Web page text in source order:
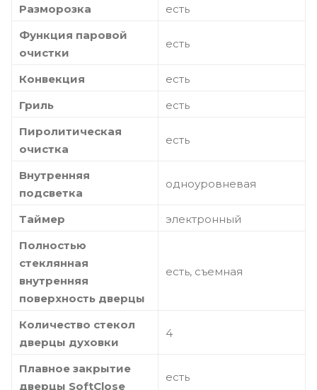
Разморозка
есть
Функция паровой
очистки
есть
Конвекция
есть
Гриль
есть
Пиролитическая
очистка
есть
Внутренняя
подсветка
одноуровневая
Таймер
электронный
Полностью
стеклянная
внутренняя
поверхность дверцы
есть, съемная
Количество стекол
дверцы духовки
4
Плавное закрытие
дверцы SoftClose
есть